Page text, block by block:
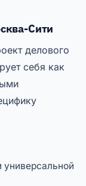
Сити
делового
себя как
универсальной